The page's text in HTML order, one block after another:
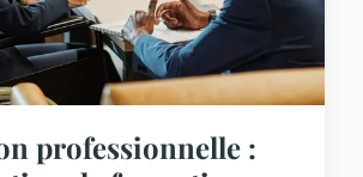
professionnelle :